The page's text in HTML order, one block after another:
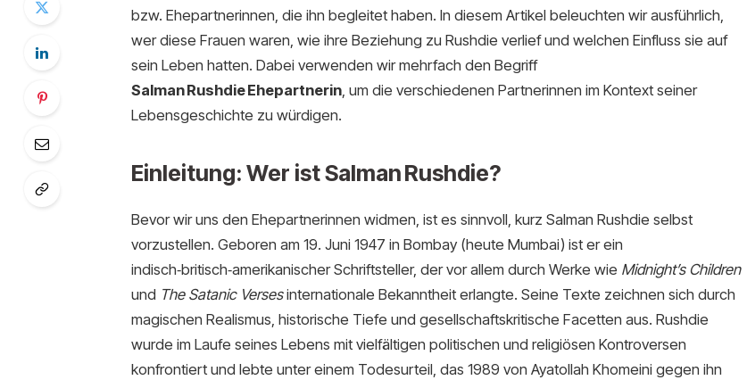
bzw. Ehepartnerinnen, die ihn begleitet haben. In diesem Artikel beleuchten wir ausführlich,
wer diese Frauen waren, wie ihre Beziehung zu Rushdie verlief und welchen Einfluss sie auf
sein Leben hatten. Dabei verwenden wir mehrfach den Begriff
Salman Rushdie Ehepartnerin, um die verschiedenen Partnerinnen im Kontext seiner
Lebensgeschichte zu würdigen.
Einleitung: Wer ist Salman Rushdie?
Bevor wir uns den Ehepartnerinnen widmen, ist es sinnvoll, kurz Salman Rushdie selbst
vorzustellen. Geboren am 19. Juni 1947 in Bombay (heute Mumbai) ist er ein
indisch‑britisch‑amerikanischer Schriftsteller, der vor allem durch Werke wie Midnight’s Children
und The Satanic Versesinternationale Bekanntheit erlangte. Seine Texte zeichnen sich durch
magischen Realismus, historische Tiefe und gesellschaftskritische Facetten aus. Rushdie
wurde im Laufe seines Lebens mit vielfältigen politischen und religiösen Kontroversen
konfrontiert und lebte unter einem Todesurteil, das 1989 von Ayatollah Khomeini gegen ihn